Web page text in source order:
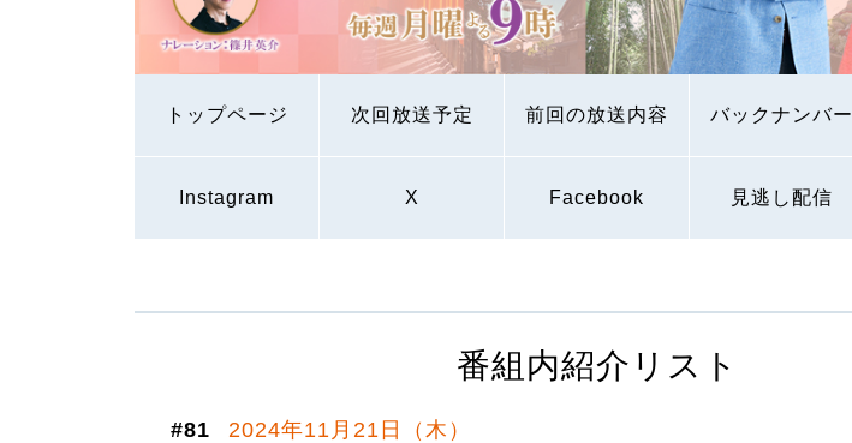
トップページ 次回放送予定 前回の放送内容 バックナンバー
Instagram X Facebook 見逃し配信
番組内紹介リスト
#81 2024年11月21日（木）